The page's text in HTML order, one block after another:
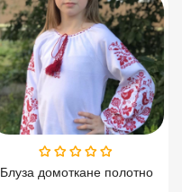
Блуза домоткане полотно